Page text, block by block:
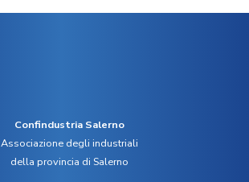
Confindustria Salerno
Associazione degli industriali
della provincia di Salerno